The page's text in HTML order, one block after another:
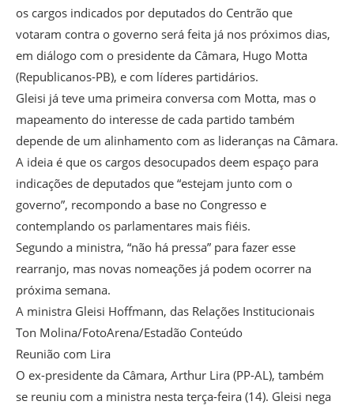
os cargos indicados por deputados do Centrão que
votaram contra o governo será feita já nos próximos dias,
em diálogo com o presidente da Câmara, Hugo Motta
(Republicanos-PB), e com líderes partidários.
Gleisi já teve uma primeira conversa com Motta, mas o
mapeamento do interesse de cada partido também
depende de um alinhamento com as lideranças na Câmara.
A ideia é que os cargos desocupados deem espaço para
indicações de deputados que “estejam junto com o
governo”, recompondo a base no Congresso e
contemplando os parlamentares mais fiéis.
Segundo a ministra, “não há pressa” para fazer esse
rearranjo, mas novas nomeações já podem ocorrer na
próxima semana.
A ministra Gleisi Hoffmann, das Relações Institucionais
Ton Molina/FotoArena/Estadão Conteúdo
Reunião com Lira
O ex-presidente da Câmara, Arthur Lira (PP-AL), também
se reuniu com a ministra nesta terça-feira (14). Gleisi nega